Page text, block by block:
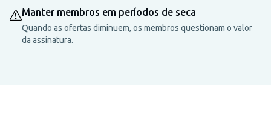
Manter membros em períodos de seca
Quando as ofertas diminuem, os membros questionam o valor
da assinatura.